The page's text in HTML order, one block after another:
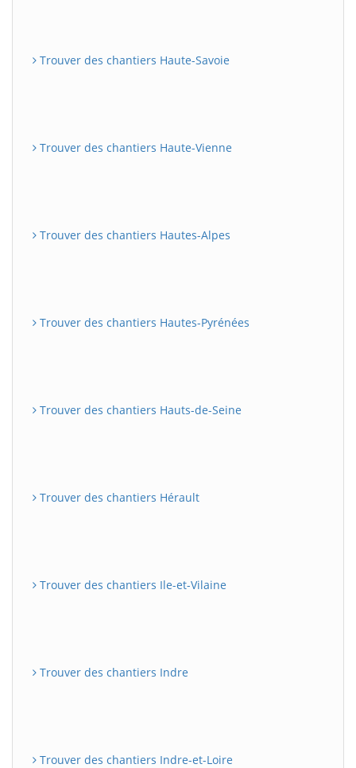
Trouver des chantiers Haute-Savoie
Trouver des chantiers Haute-Vienne
Trouver des chantiers Hautes-Alpes
Trouver des chantiers Hautes-Pyrénées
Trouver des chantiers Hauts-de-Seine
Trouver des chantiers Hérault
Trouver des chantiers Ile-et-Vilaine
Trouver des chantiers Indre
Trouver des chantiers Indre-et-Loire